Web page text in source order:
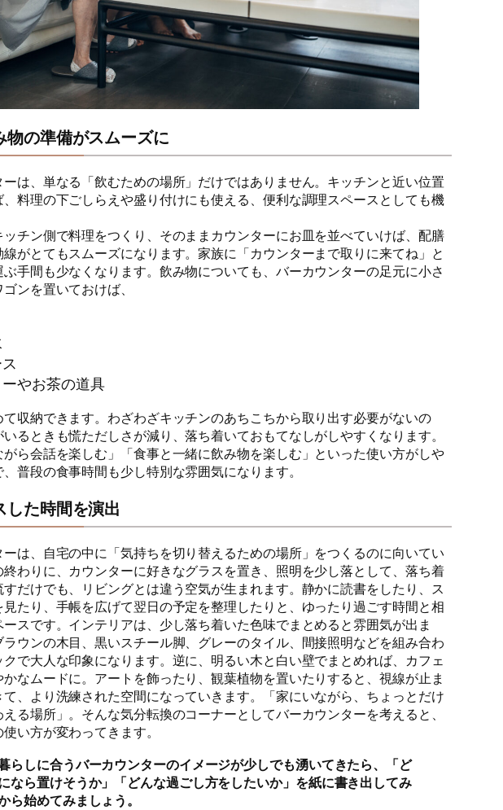
物の準備がスムーズに
は、単なる「飲むための場所」だけではありません。キッチンと近い位置
料理の下ごしらえや盛り付けにも使える、便利な調理スペースとしても機
チン側で料理をつくり、そのままカウンターにお皿を並べていけば、配膳
がとてもスムーズになります。家族に「カウンターまで取りに来てね」と
手間も少なくなります。飲み物についても、バーカウンターの足元に小さ
ンを置いておけば、
やお茶の道具
収納できます。わざわざキッチンのあちこちから取り出す必要がないの
るときも慌ただしさが減り、落ち着いておもてなしがしやすくなります。
ら会話を楽しむ」「食事と一緒に飲み物を楽しむ」といった使い方がしや
普段の食事時間も少し特別な雰囲気になります。
した時間を演出
は、自宅の中に「気持ちを切り替えるための場所」をつくるのに向いてい
わりに、カウンターに好きなグラスを置き、照明を少し落として、落ち着
だけでも、リビングとは違う空気が生まれます。静かに読書をしたり、ス
たり、手帳を広げて翌日の予定を整理したりと、ゆったり過ごす時間と相
スです。インテリアは、少し落ち着いた色味でまとめると雰囲気が出ま
ウンの木目、黒いスチール脚、グレーのタイル、間接照明などを組み合わ
で大人な印象になります。逆に、明るい木と白い壁でまとめれば、カフェ
なムードに。アートを飾ったり、観葉植物を置いたりすると、視線が止ま
、より洗練された空間になっていきます。「家にいながら、ちょっとだけ
る場所」。そんな気分転換のコーナーとしてバーカウンターを考えると、
い方が変わってきます。
らしに合うバーカウンターのイメージが少しでも湧いてきたら、「ど
なら置けそうか」「どんな過ごし方をしたいか」を紙に書き出してみ
ら始めてみましょう。